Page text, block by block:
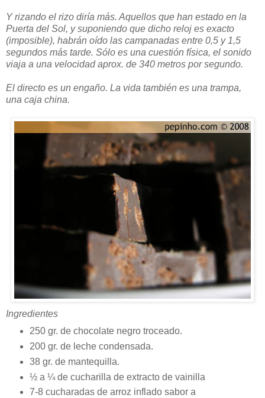
Y rizando el rizo diría más. Aquellos que han estado en la
Puerta del Sol, y suponiendo que dicho reloj es exacto
(imposible), habrán oído las campanadas entre 0,5 y 1,5
segundos más tarde. Sólo es una cuestión física, el sonido
viaja a una velocidad aprox. de 340 metros por segundo.
El directo es un engaño. La vida también es una trampa,
una caja china.
Ingredientes
250 gr. de chocolate negro troceado.
200 gr. de leche condensada.
38 gr. de mantequilla.
½ a ¼ de cucharilla de extracto de vainilla
7-8 cucharadas de arroz inflado sabor a